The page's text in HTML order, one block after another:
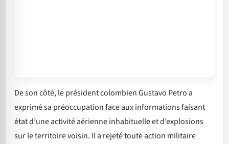
De son côté, le président colombien Gustavo Petro a
exprimé sa préoccupation face aux informations faisant
état d’une activité aérienne inhabituelle et d’explosions
sur le territoire voisin. Il a rejeté toute action militaire